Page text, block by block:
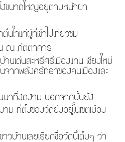
ขนาดใหญ่อยู่ตามหน้าผา
แก่ผู้ที่เข้าไปเที่ยวชม
ณ ภัตตาคาร
นเด่นสะหรีศรีเมืองแกน เชียงใหม่
จากพลังศรัทธาของคนเมืองและ
ที่งดงาม นอกจากนั้นยัง
ม ที่ตั้งของวัดยังอยู่ในเขตเมือง
าวบ้านเลยเรียกชื่อวัดนี้เต็มๆ ว่า